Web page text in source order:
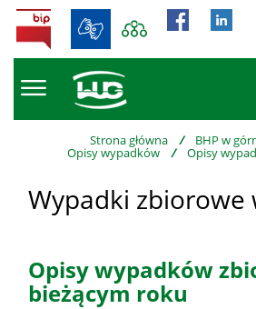
BIP
Strona główna / BHP w
Opisy wypadków / Opisy
Wypadki zbiorowe
Opisy wypadków
bieżącym roku